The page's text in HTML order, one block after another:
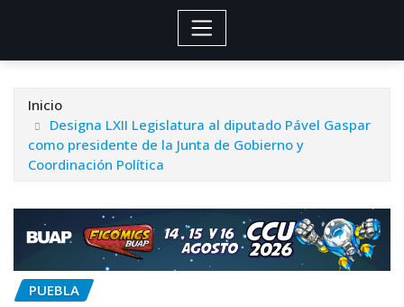
Inicio
Designa LXII Legislatura al diputado Pável Gaspar
como presidente de la Junta de Gobierno y
Coordinación Política
PUEBLA